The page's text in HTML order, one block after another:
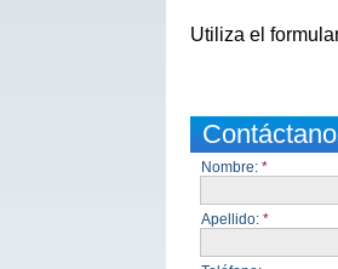
Utiliza el
Nombre: *
Apellido: *